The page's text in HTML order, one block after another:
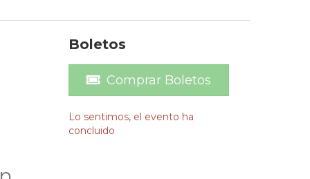
Boletos
Comprar Boletos
Lo sentimos, el evento ha
concluido